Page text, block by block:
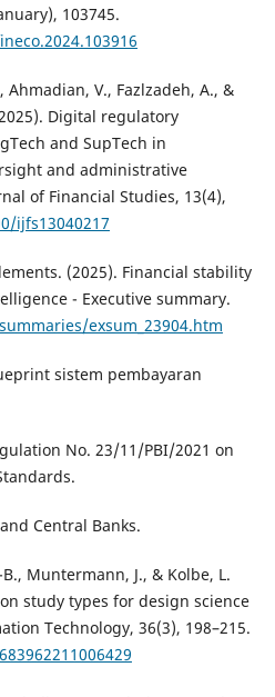
103745.
V., Fazlzadeh, A., &
Digital regulatory
and SupTech in
and administrative
of Financial Studies, 13(4),
ijfs13040217
(2025). Financial stability
- Executive summary.
exsum_23904.htm
sistem pembayaran
No. 23/11/PBI/2021 on
Central Banks.
Muntermann, J., & Kolbe, L.
study types for design science
Technology, 36(3), 198–215.